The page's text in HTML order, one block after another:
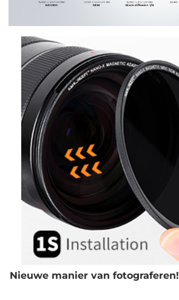
Nieuwe manier van fotograferen!